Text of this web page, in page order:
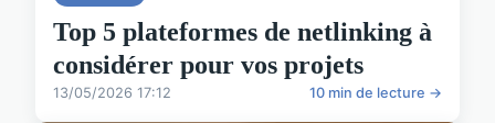
Top 5 plateformes de netlinking à
considérer pour vos projets
13/05/2026 17:12 10 min de lecture →